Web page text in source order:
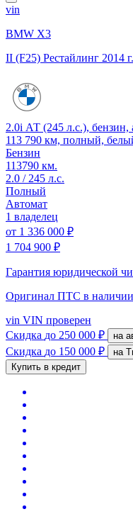
vin
BMW X3
II (F25) Рестайлинг 2014
2.0i АТ (245 л.с.), бензин,
113 790 км, полный,
Бензин
113790 км.
2.0 / 245 л.с.
Полный
Автомат
1 владелец
от 1 336 000 ₽
1 704 900 ₽
Гарантия юридической
Оригинал ПТС в наличии
vin VIN проверен
Скидка до 250 000 ₽
Скидка до 150 000 ₽
Купить в кредит